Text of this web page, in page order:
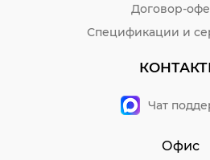
Договор-
Спецификации и
Чат
Офис